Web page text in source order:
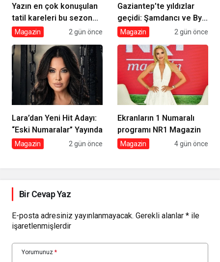
Yazın en çok konuşulan
tatil kareleri bu sezon
Ethno Belek’ten geldi
Magazin 2 gün önce
Gaziantep’te yıldızlar
geçidi: Şamdancı ve By
Mustafa açılışı ile Green
Magazin 2 gün önce
Lara’dan Yeni Hit Adayı:
“Eski Numaralar” Yayında
Magazin 2 gün önce
Ekranların 1 Numaralı
programı NR1 Magazin
Magazin 4 gün önce
Bir Cevap Yaz
E-posta adresiniz yayınlanmayacak. Gerekli alanlar * ile
işaretlenmişlerdir
Yorumunuz *